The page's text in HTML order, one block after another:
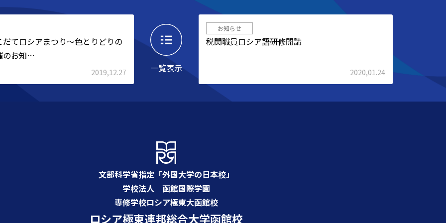
てロシアまつり～色とりどりの
お知…
2019,12.27 一覧表示
お知らせ
税関職員ロシア語研修開講
2020,01.24
文部科学省指定「外国大学の日本校」
学校法人 函館国際学園
専修学校ロシア極東大函館校
ロシア極東連邦総合大学函館校